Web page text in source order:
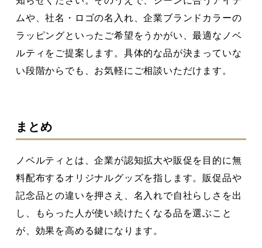
ムや、社名・ロゴの名入れ、企業ブランドカラーの
ラッピングといったご希望をうかがい、最適なノベ
ルティをご提案します。具体的な品が決まっていな
い段階からでも、お気軽にご相談いただけます。
まとめ
ノベルティとは、企業が認知拡大や販促を目的に無
料配布するオリジナルグッズを指します。販促品や
記念品との違いを押さえ、名入れで自社らしさを出
し、もらった人が使い続けたくなる品を選ぶこと
が、効果を高める鍵になります。